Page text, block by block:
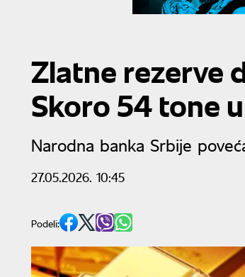
Zlatne rezerve
Skoro 54 tone
Narodna banka Srbije
27.05.2026. 10:45
Podeli: